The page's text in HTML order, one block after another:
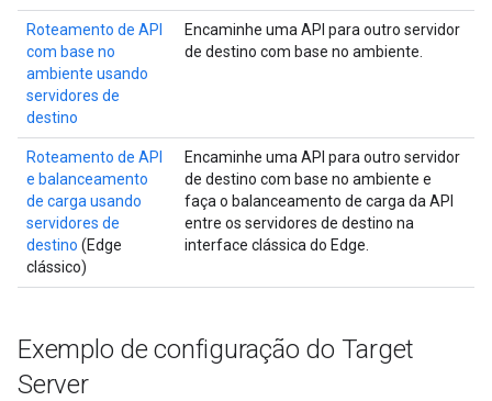
Roteamento de API
com base no
ambiente usando
servidores de
destino
Encaminhe uma API para outro servidor
de destino com base no ambiente.
Roteamento de API
e balanceamento
de carga usando
servidores de
destino (Edge
clássico)
Encaminhe uma API para outro servidor
de destino com base no ambiente e
faça o balanceamento de carga da API
entre os servidores de destino na
interface clássica do Edge.
Exemplo de configuração do Target
Server